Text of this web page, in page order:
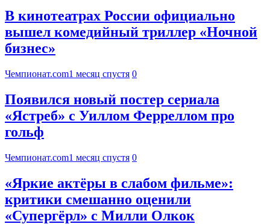
В кинотеатрах России официально
вышел комедийный триллер «Ночной
бизнес»
Чемпионат.com1 месяц спустя 0
Появился новый постер сериала
«Ястреб» с Уиллом Ферреллом про
гольф
Чемпионат.com1 месяц спустя 0
«Яркие актёры в слабом фильме»:
критики смешанно оценили
«Супергёрл» с Милли Олкок